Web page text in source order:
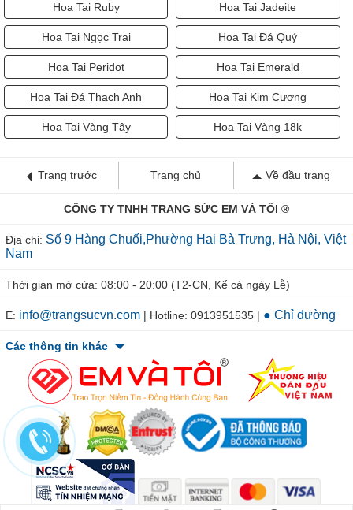
Hoa Tai Ruby Hoa Tai Jadeite
Hoa Tai Ngọc Trai Hoa Tai Đá Quý
Hoa Tai Peridot Hoa Tai Emerald
Hoa Tai Đá Thạch Anh Hoa Tai Kim Cương
Hoa Tai Vàng Tây Hoa Tai Vàng 18k
Trang trước Trang chủ Về đầu trang
CÔNG TY TNHH TRANG SỨC EM VÀ TÔI ®
Địa chỉ: Số 9 Hàng Chuối,Phường Hai Bà Trưng, Hà Nội, Việt
Nam
Thời gian mở cửa: 08:00 - 20:00 (T2-CN, Kể cả ngày Lễ)
E: info@trangsucvn.com | Hotline: 0913951535 | ● Chỉ đường
Các thông tin khác